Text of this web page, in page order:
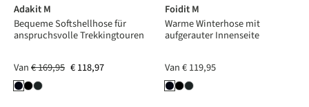
Adakit M
Bequeme Softshellhose für
anspruchsvolle Trekkingtouren
Van€ 169,95 € 118,97
Foidit M
Warme Winterhose mit
aufgerauter Innenseite
Van€ 119,95